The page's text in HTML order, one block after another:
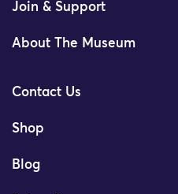
Join & Support
About The Museum
Contact Us
Shop
Blog